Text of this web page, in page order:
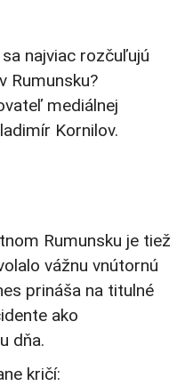
najviac rozčuľujú
Rumunsku?
mediálnej
Kornilov.
Rumunsku je tiež
vážnu vnútornú
prináša na titulné
ako
dňa.
kričí: